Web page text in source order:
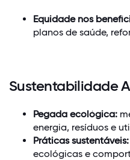
Equidade nos
planos de saúde,
Sustentabilidade
Pegada ecológica:
energia, resíduos e
Práticas sustentáveis:
ecológicas e